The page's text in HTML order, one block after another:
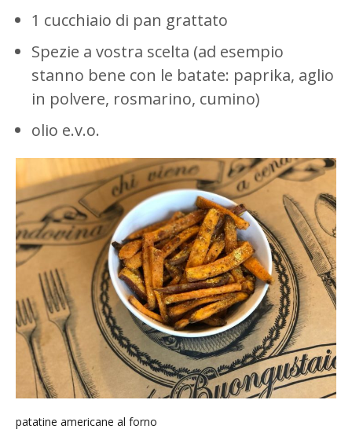
1 cucchiaio di pan grattato
Spezie a vostra scelta (ad esempio
stanno bene con le batate: paprika, aglio
in polvere, rosmarino, cumino)
olio e.v.o.
patatine americane al forno
Autorizzo il trattamento dei dati secondo laPrivacy
Policy